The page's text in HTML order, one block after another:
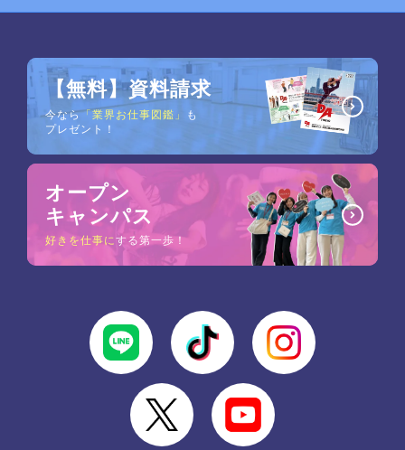
【無料】資料請求
今なら「業界お仕事図鑑」
も
プレゼント！
オープン
キャンパス
好きを仕事にする第一歩！